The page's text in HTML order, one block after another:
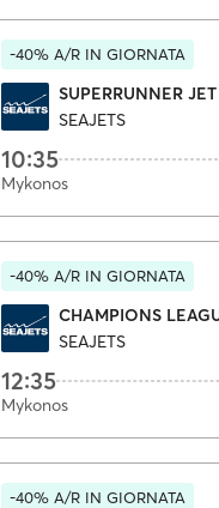
-40% A/R IN GIORNATA
SUPERRUNNER JET
SEAJETS
10:35
Mykonos
-40% A/R IN GIORNATA
CHAMPIONS
SEAJETS
12:35
Mykonos
-40% A/R IN GIORNATA